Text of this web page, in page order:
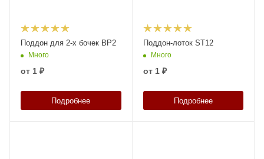
Поддон для 2-х бочек BP2
Много
от 1 ₽
Подробнее
Поддон-лоток ST12
Много
от 1 ₽
Подробнее